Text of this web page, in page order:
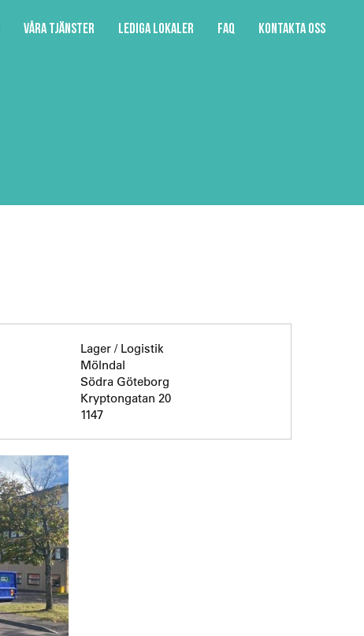
Våra tjänster Lediga lokaler FAQ Kontakta oss
Lager / Logistik
Mölndal
Södra Göteborg
Kryptongatan 20
1147